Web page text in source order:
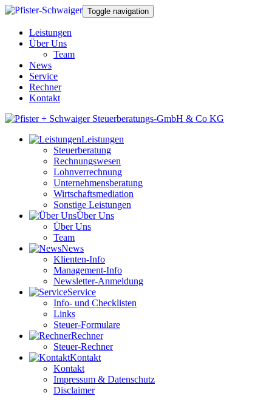
Toggle navigation
Leistungen
Über Uns
Team
News
Service
Rechner
Kontakt
Leistungen
Steuerberatung
Rechnungswesen
Lohnverrechnung
Unternehmensberatung
Wirtschaftsmediation
Sonstige Leistungen
Über Uns
Über Uns
Team
News
Klienten-Info
Management-Info
Newsletter-Anmeldung
Service
Info- und Checklisten
Links
Steuer-Formulare
Rechner
Steuer-Rechner
Kontakt
Kontakt
Impressum & Datenschutz
Disclaimer